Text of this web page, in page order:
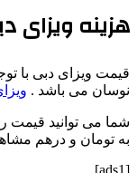
هزینه ویزای
قیمت ویزای دبی با
نوسان می باشد .
شما می توانید قیمت
به تومان و درهم